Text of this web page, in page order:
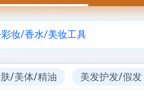
彩妆/香水/美妆工具
/美体/精油 美发护发/假发